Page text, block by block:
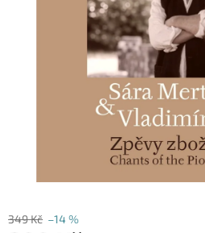
349 Kč –14 %